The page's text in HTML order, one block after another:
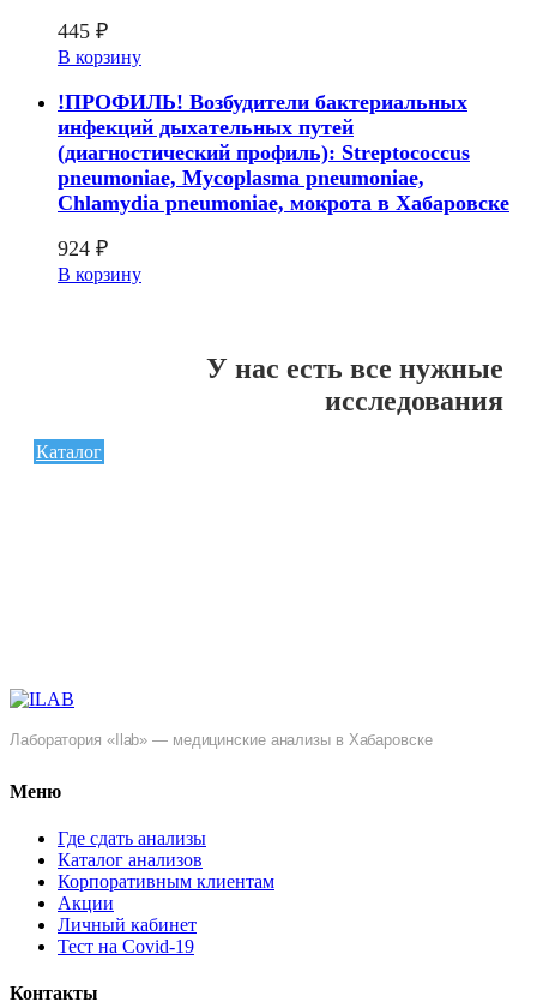
445 ₽
В корзину
!ПРОФИЛЬ! Возбудители бактериальных
инфекций дыхательных путей
(диагностический профиль): Streptococcus
pneumoniae, Mycoplasma pneumoniae,
Chlamydia pneumoniae, мокрота в Хабаровске
924 ₽
В корзину
У нас есть все нужные
исследования
Каталог
Лаборатория «Ilab» — медицинские анализы в Хабаровске
Меню
Где сдать анализы
Каталог анализов
Корпоративным клиентам
Акции
Личный кабинет
Тест на Covid-19
Контакты